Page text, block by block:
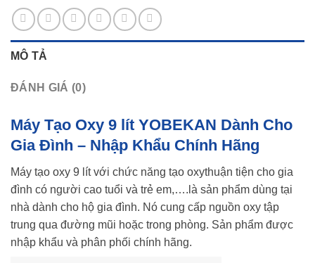
MÔ TẢ
ĐÁNH GIÁ (0)
Máy Tạo Oxy 9 lít YOBEKAN Dành Cho
Gia Đình – Nhập Khẩu Chính Hãng
Máy tạo oxy 9 lít với chức năng tạo oxythuận tiện cho gia
đình có người cao tuổi và trẻ em,….là sản phẩm dùng tại
nhà dành cho hộ gia đình. Nó cung cấp nguồn oxy tập
trung qua đường mũi hoặc trong phòng. Sản phẩm được
nhập khẩu và phân phối chính hãng.